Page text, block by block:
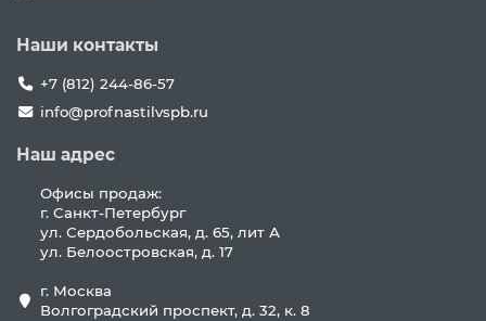
Наши контакты
+7 (812) 244-86-57
info@profnastilvspb.ru
Наш адрес
Офисы продаж:
г. Санкт-Петербург
ул. Сердобольская, д. 65, лит А
ул. Белоостровская, д. 17
г. Москва
Волгоградский проспект, д. 32, к. 8